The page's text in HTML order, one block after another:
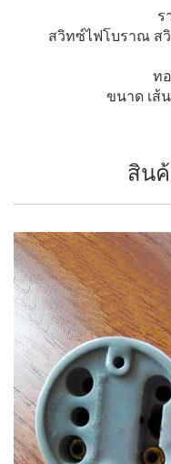
ร
สวิทซ์ไฟโบราณ ส
ท
ขนาด เส้
สินค้